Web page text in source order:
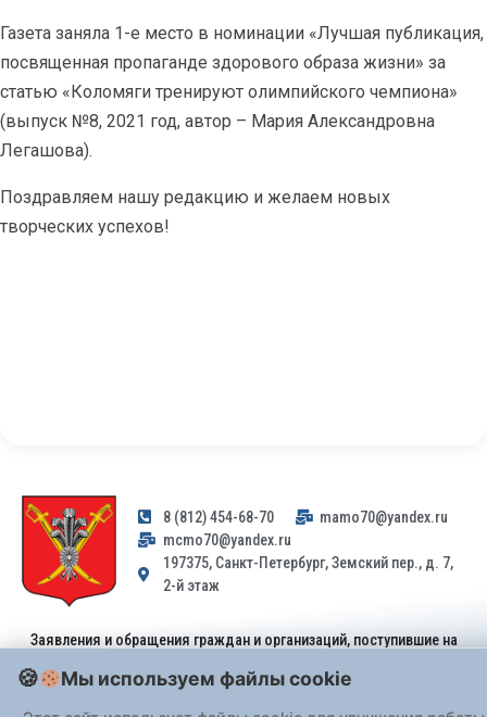
Газета заняла 1-е место в номинации «Лучшая публикация,
посвященная пропаганде здорового образа жизни» за
статью «Коломяги тренируют олимпийского чемпиона»
(выпуск №8, 2021 год, автор – Мария Александровна
Легашова).
Поздравляем нашу редакцию и желаем новых
творческих успехов!
8 (812) 454-68-70
mamo70@yandex.ru
mcmo70@yandex.ru
197375, Санкт-Петербург, Земский пер., д. 7,
2-й этаж
Заявления и обращения граждан и организаций, поступившие на
Федерального закона от 02.05.2006 № 59-ФЗ. Обращения
принимаются только: по почте, черезпортал «Госуслуги» (ЕПГУ)
Мы используем файлы cookie